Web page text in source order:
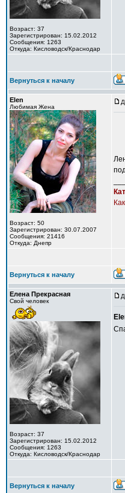
Возраст: 37
Зарегистрирован: 15.02.2012
Сообщения: 1263
Откуда: Кисловодск/Краснодар
Вернуться к началу
Elen
Любимая Жена
Возраст: 50
Зарегистрирован: 30.07.2007
Сообщения: 21416
Откуда: Днепр
Вернуться к началу
Елена Прекрасная
Свой человек
Возраст: 37
Зарегистрирован: 15.02.2012
Сообщения: 1263
Откуда: Кисловодск/Краснодар
Вернуться к началу